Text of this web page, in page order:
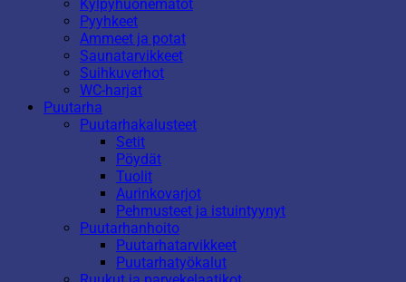
Kylpyhuonematot
Pyyhkeet
Ammeet ja potat
Saunatarvikkeet
Suihkuverhot
WC-harjat
Puutarha
Puutarhakalusteet
Setit
Pöydät
Tuolit
Aurinkovarjot
Pehmusteet ja istuintyynyt
Puutarhanhoito
Puutarhatarvikkeet
Puutarhatyökalut